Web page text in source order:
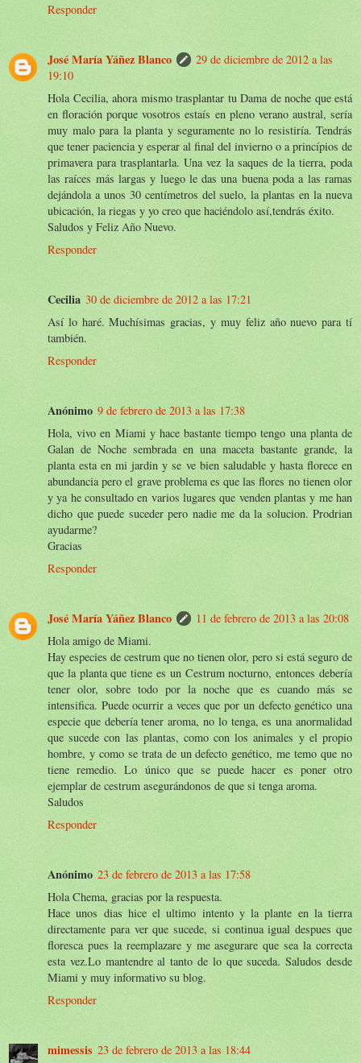
Responder
José María Yáñez Blanco
29 de diciembre de 2012 a las
19:10
Hola Cecilia, ahora mismo trasplantar tu Dama de noche que está
en floración porque vosotros estaís en pleno verano austral, sería
muy malo para la planta y seguramente no lo resistiría. Tendrás
que tener paciencia y esperar al final del invierno o a princípios de
primavera para trasplantarla. Una vez la saques de la tierra, poda
las raíces más largas y luego le das una buena poda a las ramas
dejándola a unos 30 centímetros del suelo, la plantas en la nueva
ubicación, la riegas y yo creo que haciéndolo así,tendrás éxito.
Saludos y Feliz Año Nuevo.
Responder
Cecilia 30 de diciembre de 2012 a las 17:21
Así lo haré. Muchísimas gracias, y muy feliz año nuevo para tí
también.
Responder
Anónimo 9 de febrero de 2013 a las 17:38
Hola, vivo en Miami y hace bastante tiempo tengo una planta de
Galan de Noche sembrada en una maceta bastante grande, la
planta esta en mi jardin y se ve bien saludable y hasta florece en
abundancia pero el grave problema es que las flores no tienen olor
y ya he consultado en varios lugares que venden plantas y me han
dicho que puede suceder pero nadie me da la solucion. Prodrian
ayudarme?
Gracias
Responder
José María Yáñez Blanco
11 de febrero de 2013 a las 20:08
Hola amigo de Miami.
Hay especies de cestrum que no tienen olor, pero si está seguro de
que la planta que tiene es un Cestrum nocturno, entonces debería
tener olor, sobre todo por la noche que es cuando más se
intensifica. Puede ocurrir a veces que por un defecto genético una
especie que debería tener aroma, no lo tenga, es una anormalidad
que sucede con las plantas, como con los animales y el propio
hombre, y como se trata de un defecto genético, me temo que no
tiene remedio. Lo único que se puede hacer es poner otro
ejemplar de cestrum asegurándonos de que si tenga aroma.
Saludos
Responder
Anónimo 23 de febrero de 2013 a las 17:58
Hola Chema, gracias por la respuesta.
Hace unos dias hice el ultimo intento y la plante en la tierra
directamente para ver que sucede, si continua igual despues que
floresca pues la reemplazare y me asegurare que sea la correcta
esta vez.Lo mantendre al tanto de lo que suceda. Saludos desde
Miami y muy informativo su blog.
Responder
mimessis 23 de febrero de 2013 a las 18:44